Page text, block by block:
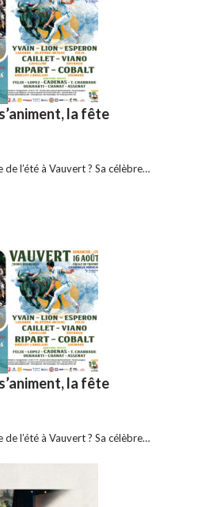
la fête
l’été à Vauvert ? Sa célèbre…
la fête
l’été à Vauvert ? Sa célèbre…